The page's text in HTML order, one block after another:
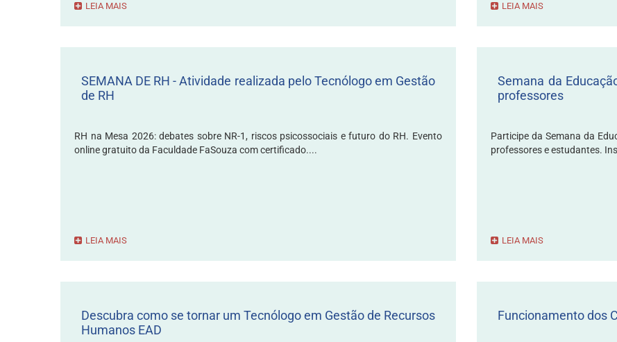
LEIA MAIS LEIA MAIS
SEMANA DE RH - Atividade realizada pelo Tecnólogo em Gestão
de RH
RH na Mesa 2026: debates sobre NR-1, riscos psicossociais e futuro do RH. Evento
online gratuito da Faculdade FaSouza com certificado....
LEIA MAIS
Semana da
professores
Participe da Semana da
professores e estudantes.
LEIA MAIS
Descubra como se tornar um Tecnólogo em Gestão de Recursos
Humanos EAD
Funcionamento dos